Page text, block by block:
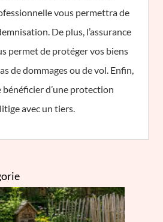
vous permettra de
De plus, l’assurance
permet de protéger vos biens
de dommages ou de vol. Enfin,
d’une protection
avec un tiers.